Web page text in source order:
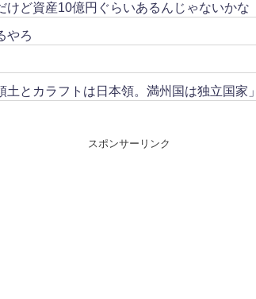
けど資産10億円ぐらいあるんじゃないかな
やろ
土とカラフトは日本領。満州国は独立国家」
スポンサーリンク